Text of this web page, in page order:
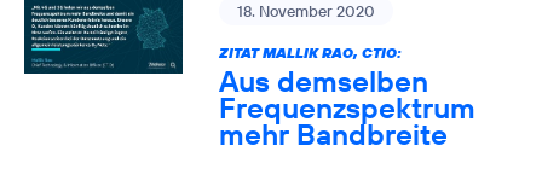
18. November 2020
ZITAT MALLIK RAO, CTIO:
Aus demselben
Frequenzspektrum
mehr Bandbreite